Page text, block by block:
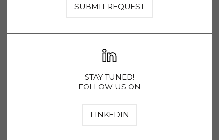
SUBMIT REQUEST
STAY TUNED!
FOLLOW US ON
LINKEDIN